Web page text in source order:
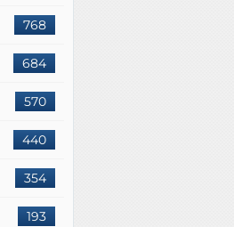
768
684
570
440
354
193